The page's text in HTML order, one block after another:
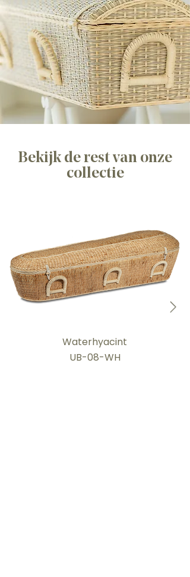
Bekijk de rest van onze
collectie
Waterhyacint
UB-08-WH